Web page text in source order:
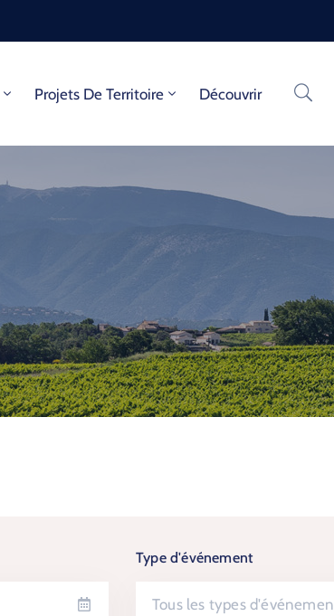
Projets De Territoire Découvrir
Type d'événement
Tous les types